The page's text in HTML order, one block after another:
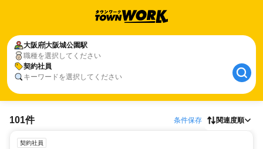
大阪府大阪城公園駅
職種を選択してください
契約社員
キーワードを選択してください
101件 条件保存 関連度順
契約社員